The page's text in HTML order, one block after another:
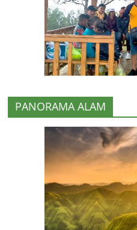
PANORAMA ALAM